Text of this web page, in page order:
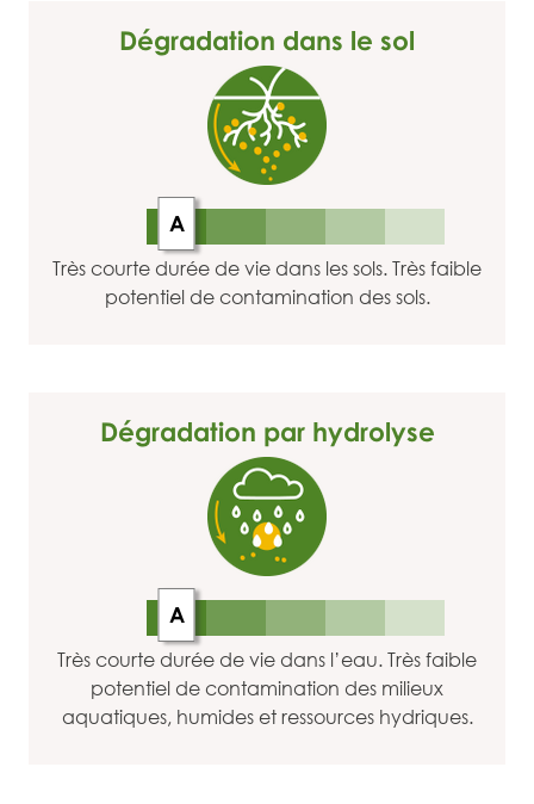
Dégradation dans le sol
A
Très courte durée de vie dans les sols. Très faible
potentiel de contamination des sols.
Dégradation par hydrolyse
A
Très courte durée de vie dans l’eau. Très faible
potentiel de contamination des milieux
aquatiques, humides et ressources hydriques.